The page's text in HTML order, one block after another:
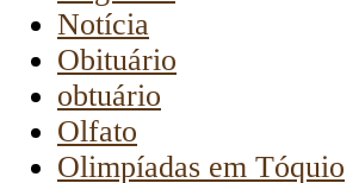
Notícia
Obituário
obtuário
Olfato
Olimpíadas em Tóquio